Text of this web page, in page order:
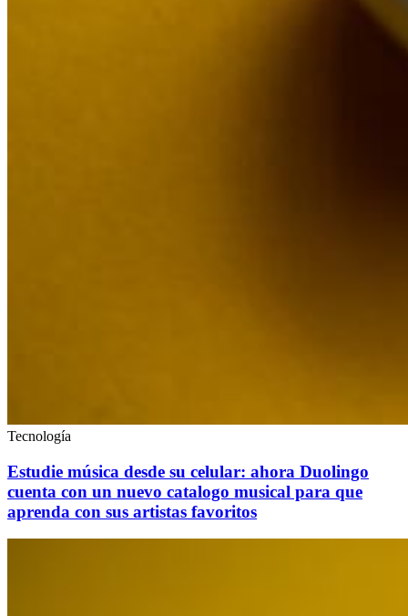
Tecnología
Estudie música desde su celular: ahora Duolingo
cuenta con un nuevo catalogo musical para que
aprenda con sus artistas favoritos